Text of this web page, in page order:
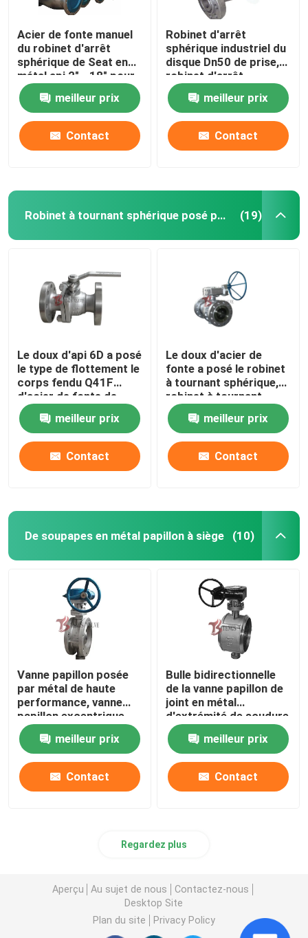
Acier de fonte manuel
du robinet d'arrêt
sphérique de Seat en
métal api 2" - 18" pour
l'écoulement de
réglementation
meilleur prix
Contact
Robinet d'arrêt
sphérique industriel du
disque Dn50 de prise,
robinet d'arrêt
sphérique à flasque
d'acier au carbone
d'extrémité de RTJ
meilleur prix
Contact
Robinet à tournant sphérique posé par doux (19)
Le doux d'api 6D a posé
le type de flottement le
corps fendu Q41F
d'acier de fonte de
robinet à tournant
sphérique d'entrée
latérale
meilleur prix
Contact
Le doux d'acier de
fonte a posé le robinet
à tournant sphérique,
robinet à tournant
sphérique d'entrée de
côté d'api 6D 2 pouces
- 36 pouces
meilleur prix
Contact
De soupapes en métal papillon à siège (10)
Vanne papillon posée
par métal de haute
performance, vanne
papillon excentrique
triple
meilleur prix
Contact
Bulle bidirectionnelle
de la vanne papillon de
joint en métal
d'extrémité de soudure
de BW BFV fortement
coupéemeilleur prix
Contact
Regardez plus
Aperçu Au sujet de nous
Contactez-nous
Desktop Site
Plan du site
Privacy Policy